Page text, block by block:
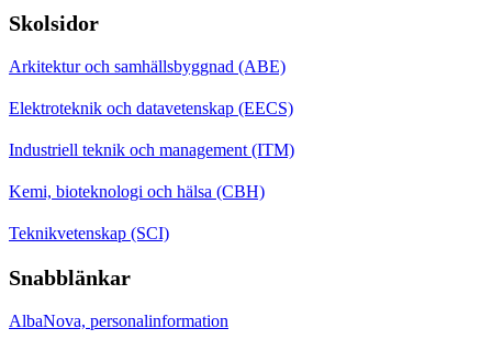
Skolsidor
Arkitektur och samhällsbyggnad (ABE)
Elektroteknik och datavetenskap (EECS)
Industriell teknik och management (ITM)
Kemi, bioteknologi och hälsa (CBH)
Teknikvetenskap (SCI)
Snabblänkar
AlbaNova, personalinformation